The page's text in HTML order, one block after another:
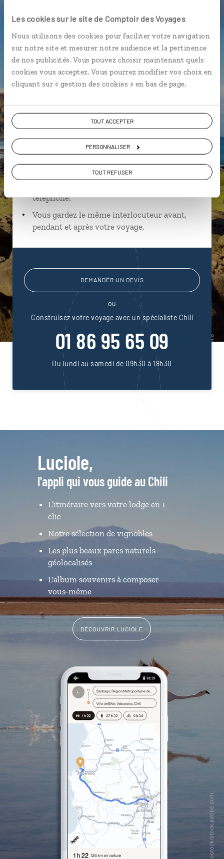
Les cookies sur le site de Comptoir des Voyages
Nous utilisons des cookies pour faciliter votre navigation
sur notre site et mesurer notre audience et la pertinence
de nos publicités. Vous pouvez choisir maintenant quels
cookies vous acceptez. Vous pourrez modifier vos choix en
cliquant sur « gestion des cookies » en bas de page.
TOUT ACCEPTER
PERSONNALISER
TOUT REFUSER
Cerro San Cristobal Détroit de Magellan Glacier
David,
spécialiste Chili
Suivez vos envies et demandez conseils à nos
Ils sauront organiser votre itinéraire au plus
près de vos envies et de la réalité du pays.
Échangez en face à face ou depuis nos studios
téléphone.
Vous gardez le même interlocuteur avant,
pendant et après votre voyage.
DEMANDER UN DEVIS
ou
Construisez votre voyage avec un spécialiste Chili
01 86 95 65 09
Du lundi au samedi de 09h30 à 18h30
Luciole,
l'appli qui vous guide au Chili
L’itinéraire vers votre lodge en 1
clic
Notre sélection de vignobles
Les plus beaux parcs naturels
géolocalisés
L'album souvenirs à composer
vous-même
DÉCOUVRIR LUCIOLE